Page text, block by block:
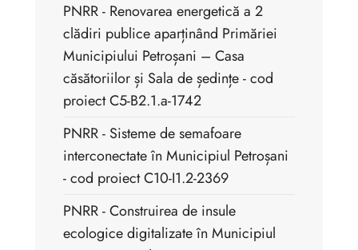
PNRR - Renovarea energetică a 2
clădiri publice aparținând Primăriei
Municipiului Petroșani – Casa
căsătoriilor și Sala de ședințe - cod
proiect C5-B2.1.a-1742
PNRR - Sisteme de semafoare
interconectate în Municipiul Petroșani
- cod proiect C10-I1.2-2369
PNRR - Construirea de insule
ecologice digitalizate în Municipiul